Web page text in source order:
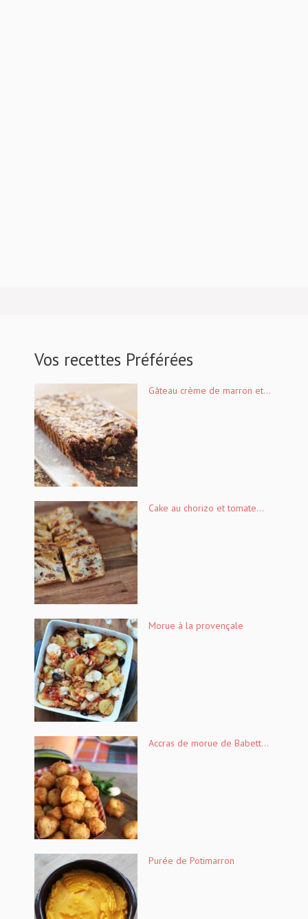
Vos recettes Préférées
Gâteau crème de marron et...
Cake au chorizo et tomate...
Morue à la provençale
Accras de morue de Babett...
Purée de Potimarron